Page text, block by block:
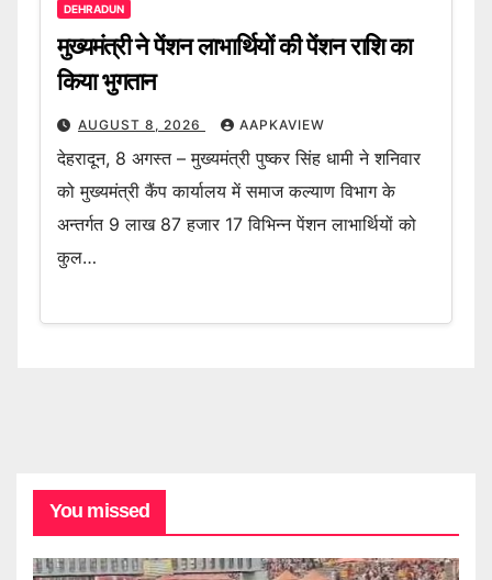
DEHRADUN
मुख्यमंत्री ने पेंशन लाभार्थियों की पेंशन राशि का
किया भुगतान
AUGUST 8, 2026 AAPKAVIEW
देहरादून, 8 अगस्त – मुख्यमंत्री पुष्कर सिंह धामी ने शनिवार
को मुख्यमंत्री कैंप कार्यालय में समाज कल्याण विभाग के
अन्तर्गत 9 लाख 87 हजार 17 विभिन्न पेंशन लाभार्थियों को
कुल…
You missed